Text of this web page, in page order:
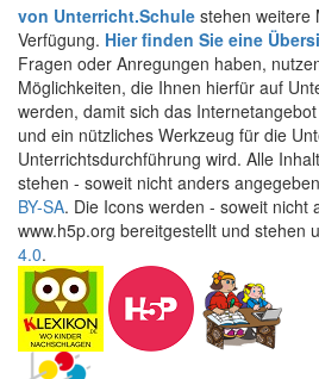
von Unterricht.Schule stehen weitere
Verfügung. Hier finden Sie eine
Fragen oder Anregungen haben,
Möglichkeiten, die Ihnen hierfür auf
werden, damit sich das
und ein nützliches Werkzeug für die
Unterrichtsdurchführung wird. Alle
stehen - soweit nicht anders
BY-SA. Die Icons werden - soweit nicht
www.h5p.org bereitgestellt und stehen
4.0.